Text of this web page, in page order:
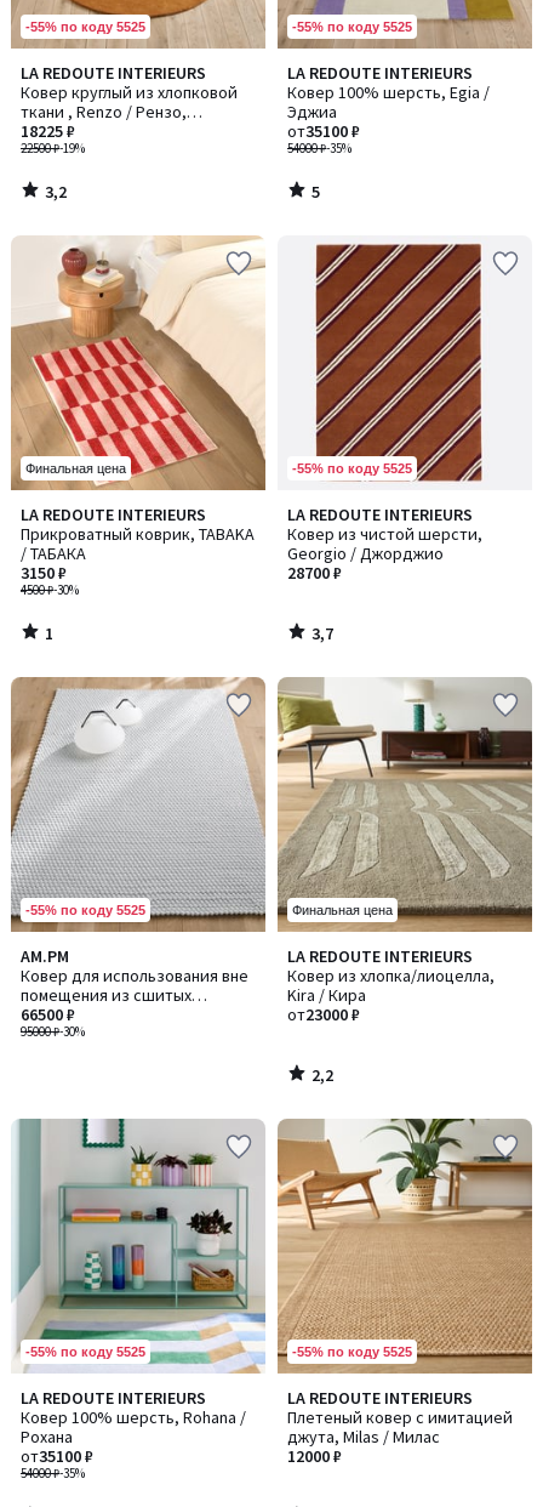
-55% по коду 5525
LA REDOUTE INTERIEURS
Ковер круглый из хлопковой
ткани , Renzo / Рензо,
большая модель
22500 ₽-19%
18225 ₽
3,2
/ 5
3,2
/
-55% по коду 5525
LA REDOUTE INTERIEURS
Ковер 100% шерсть, Egia /
Эджиа
54000 ₽-35%
от35100 ₽
5
/
5
5
/
Финальная цена
LA REDOUTE INTERIEURS
Прикроватный коврик, TABAKA
/ ТАБАКА
4500 ₽-30%
3150 ₽
1
/
5
1
/
-55% по коду 5525
LA REDOUTE INTERIEURS
Ковер из чистой шерсти,
Georgio / Джорджио
28700 ₽
3,7
/ 5
3,7
/
-55% по коду 5525
AM.PM
Ковер для использования вне
помещения из сшитых
веревок, Skido / Скидо
95000 ₽-30%
66500 ₽
Финальная цена
LA REDOUTE INTERIEURS
Ковер из хлопка/лиоцелла,
Kira / Кира
от23000 ₽
2,2
/ 5
2,2
/
-55% по коду 5525
LA REDOUTE INTERIEURS
Ковер 100% шерсть, Rohana /
Рохана
54000 ₽-35%
от35100 ₽
3,7
/ 5
-55% по коду 5525
LA REDOUTE INTERIEURS
Плетеный ковер с имитацией
джута, Milas / Милас
12000 ₽
5
/
5